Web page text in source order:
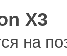
X3
на